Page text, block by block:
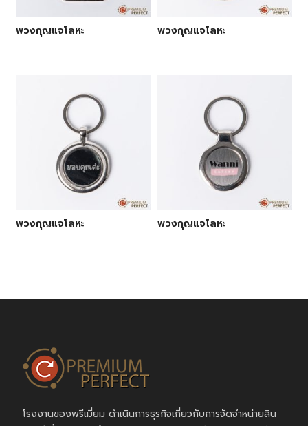
พวงกุญแจโลหะ พวงกุญแจโลหะ
พวงกุญแจโลหะ พวงกุญแจโลหะ
โรงงานของพรีเมี่ยม ดำเนินการธุรกิจเกี่ยวกับการจัดจำหน่ายสิน